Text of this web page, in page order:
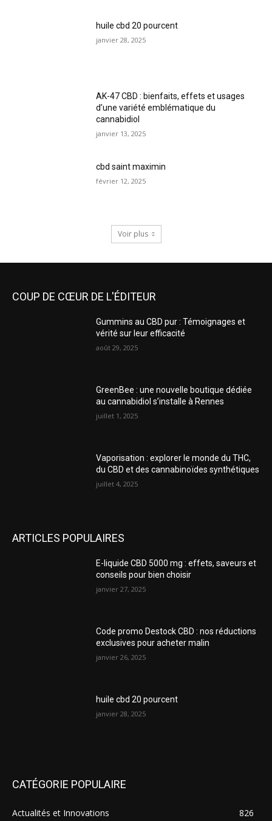
huile cbd 20 pourcent
janvier 28, 2025
AK-47 CBD : bienfaits, effets et usages
d’une variété emblématique du
cannabidiol
janvier 13, 2025
cbd saint maximin
février 12, 2025
Voir plus
COUP DE CŒUR DE L'ÉDITEUR
Gummins au CBD pur : Témoignages et
vérité sur leur efficacité
août 29, 2025
GreenBee : une nouvelle boutique dédiée
au cannabidiol s’installe à Rennes
juillet 1, 2025
Vaporisation : explorer le monde du THC,
du CBD et des cannabinoïdes synthétiques
juillet 4, 2025
ARTICLES POPULAIRES
E-liquide CBD 5000 mg : effets, saveurs et
conseils pour bien choisir
janvier 27, 2025
Code promo Destock CBD : nos réductions
exclusives pour acheter malin
janvier 26, 2025
huile cbd 20 pourcent
janvier 28, 2025
CATÉGORIE POPULAIRE
Actualités et Innovations
826